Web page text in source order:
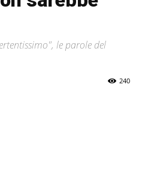
le parole del
240